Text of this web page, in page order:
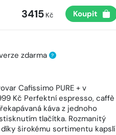
3415Kč Koupit
zdarma ?
Cafissimo PURE + v
Kč Perfektní espresso, caffè
káva z jednoho
tlačítka. Rozmanitý
širokému sortimentu kapslí